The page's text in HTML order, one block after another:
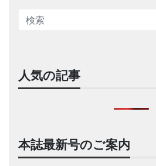
人気の記事
本誌最新号のご案内